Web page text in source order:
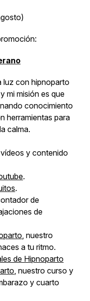
luz con hipnoparto
mi misión es que
conocimiento
herramientas para
calma.
y contenido
.
.
de
de
, nuestro
a tu ritmo.
de Hipnoparto
, nuestro curso y
y cuarto